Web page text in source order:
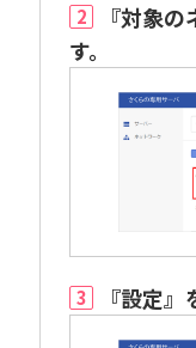
2
『対象
す。
3 『設定